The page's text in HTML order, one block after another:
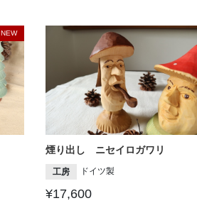
NEW
煙り出し ニセイロガワリ
工房 ドイツ製
¥17,600